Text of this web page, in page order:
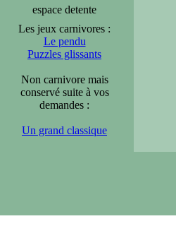
espace detente
Les jeux carnivores :
Le pendu
Puzzles glissants
Non carnivore mais
conservé suite à vos
demandes :
Un grand classique